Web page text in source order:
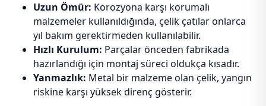
Uzun Ömür: Korozyona karşı korumalı
malzemeler kullanıldığında, çelik çatılar onlarca
yıl bakım gerektirmeden kullanılabilir.
Hızlı Kurulum: Parçalar önceden fabrikada
hazırlandığı için montaj süreci oldukça kısadır.
Yanmazlık: Metal bir malzeme olan çelik, yangın
riskine karşı yüksek direnç gösterir.